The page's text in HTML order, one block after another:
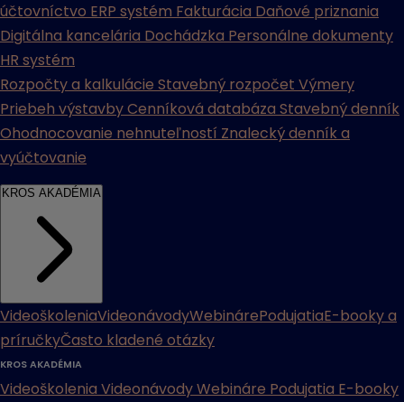
účtovníctvo ERP systém Fakturácia Daňové priznania
Digitálna kancelária Dochádzka Personálne dokumenty
HR systém
Rozpočty a kalkulácie Stavebný rozpočet Výmery
Priebeh výstavbyCenníková databáza Stavebný denník
Ohodnocovanie nehnuteľností Znalecký denník a
vyúčtovanie
KROS AKADÉMIA
VideoškoleniaVideonávodyWebinárePodujatiaE-booky a
príručkyČasto kladené otázky
KROS AKADÉMIA
Videoškolenia VideonávodyWebináre Podujatia E-booky